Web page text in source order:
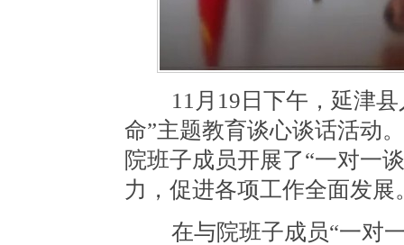
11月19日下午，延津县
命”主题教育谈心谈话活动
院班子成员开展了“一对一
力，促进各项工作全面发展
在与院班子成员“一对一